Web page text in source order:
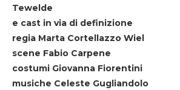
Tewelde
e cast in via di definizione
regia Marta Cortellazzo Wiel
scene Fabio Carpene
costumi Giovanna Fiorentini
musiche Celeste Gugliandolo